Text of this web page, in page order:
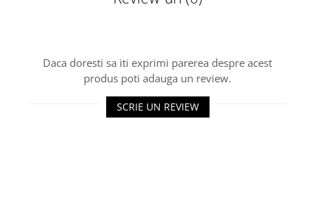
Daca doresti sa iti exprimi parerea despre acest
produs poti adauga un review.
SCRIE UN REVIEW